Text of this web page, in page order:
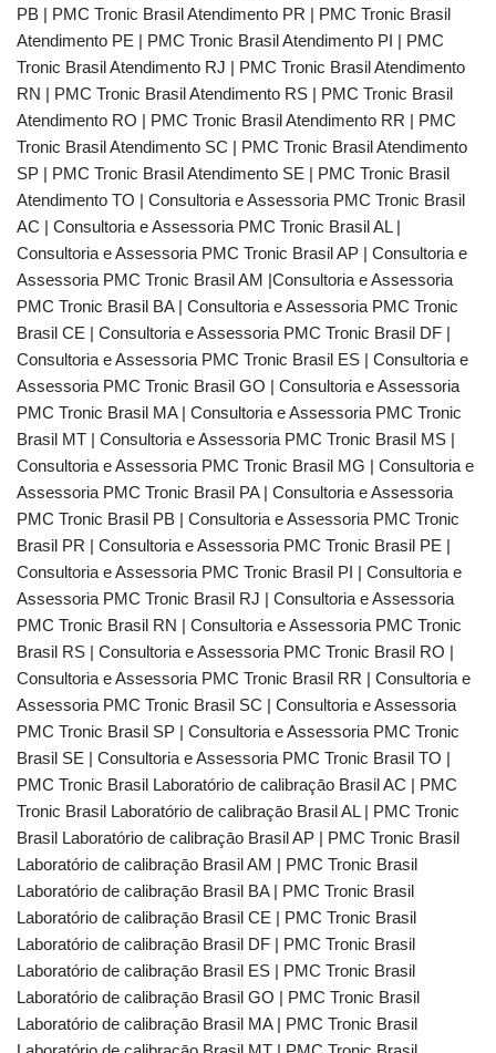
PB | PMC Tronic Brasil Atendimento PR | PMC Tronic Brasil
Atendimento PE | PMC Tronic Brasil Atendimento PI | PMC
Tronic Brasil Atendimento RJ | PMC Tronic Brasil Atendimento
RN | PMC Tronic Brasil Atendimento RS | PMC Tronic Brasil
Atendimento RO | PMC Tronic Brasil Atendimento RR | PMC
Tronic Brasil Atendimento SC | PMC Tronic Brasil Atendimento
SP | PMC Tronic Brasil Atendimento SE | PMC Tronic Brasil
Atendimento TO | Consultoria e Assessoria PMC Tronic Brasil
AC | Consultoria e Assessoria PMC Tronic Brasil AL |
Consultoria e Assessoria PMC Tronic Brasil AP | Consultoria e
Assessoria PMC Tronic Brasil AM |Consultoria e Assessoria
PMC Tronic Brasil BA | Consultoria e Assessoria PMC Tronic
Brasil CE | Consultoria e Assessoria PMC Tronic Brasil DF |
Consultoria e Assessoria PMC Tronic Brasil ES | Consultoria e
Assessoria PMC Tronic Brasil GO | Consultoria e Assessoria
PMC Tronic Brasil MA | Consultoria e Assessoria PMC Tronic
Brasil MT | Consultoria e Assessoria PMC Tronic Brasil MS |
Consultoria e Assessoria PMC Tronic Brasil MG | Consultoria e
Assessoria PMC Tronic Brasil PA | Consultoria e Assessoria
PMC Tronic Brasil PB | Consultoria e Assessoria PMC Tronic
Brasil PR | Consultoria e Assessoria PMC Tronic Brasil PE |
Consultoria e Assessoria PMC Tronic Brasil PI | Consultoria e
Assessoria PMC Tronic Brasil RJ | Consultoria e Assessoria
PMC Tronic Brasil RN | Consultoria e Assessoria PMC Tronic
Brasil RS | Consultoria e Assessoria PMC Tronic Brasil RO |
Consultoria e Assessoria PMC Tronic Brasil RR | Consultoria e
Assessoria PMC Tronic Brasil SC | Consultoria e Assessoria
PMC Tronic Brasil SP | Consultoria e Assessoria PMC Tronic
Brasil SE | Consultoria e Assessoria PMC Tronic Brasil TO |
PMC Tronic Brasil Laboratório de calibraçāo Brasil AC | PMC
Tronic Brasil Laboratório de calibraçāo Brasil AL | PMC Tronic
Brasil Laboratório de calibraçāo Brasil AP | PMC Tronic Brasil
Laboratório de calibraçāo Brasil AM | PMC Tronic Brasil
Laboratório de calibraçāo Brasil BA | PMC Tronic Brasil
Laboratório de calibraçāo Brasil CE | PMC Tronic Brasil
Laboratório de calibraçāo Brasil DF | PMC Tronic Brasil
Laboratório de calibraçāo Brasil ES | PMC Tronic Brasil
Laboratório de calibraçāo Brasil GO | PMC Tronic Brasil
Laboratório de calibraçāo Brasil MA | PMC Tronic Brasil